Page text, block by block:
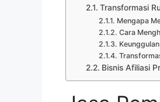
Transformasi
Mengapa
Cara
Bisnis Afiliasi